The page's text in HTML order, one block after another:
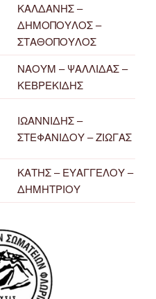
ΚΑΛΔΑΝΗΣ –
ΔΗΜΟΠΟΥΛΟΣ –
ΣΤΑΘΟΠΟΥΛΟΣ
ΝΑΟΥΜ – ΨΑΛΛΙΔΑΣ –
ΚΕBΡΕΚΙΔΗΣ
ΙΩΑΝΝΙΔΗΣ –
ΣΤΕΦΑΝΙΔΟΥ – ΖΙΩΓΑΣ
ΚΑΤΗΣ – ΕΥΑΓΓΕΛΟΥ –
ΔΗΜΗΤΡΙΟΥ